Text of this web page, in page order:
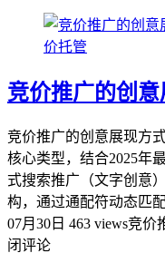
价托管
竞价推广的创
竞价推广的创意展现方
核心类型，结合2025年
式‌搜索推广（文字创意
构，通过通配符动态匹
07月30日 463 views竞价
闭评论